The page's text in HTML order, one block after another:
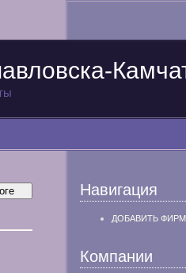
Навигация
ДОБАВИТЬ
Компании